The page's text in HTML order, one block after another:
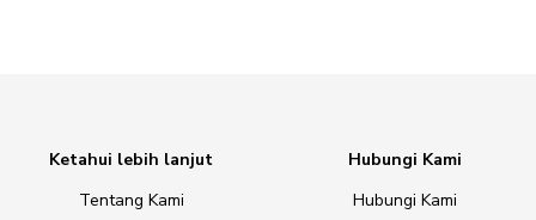
Ketahui lebih lanjut
Tentang Kami
Hubungi Kami
Hubungi Kami